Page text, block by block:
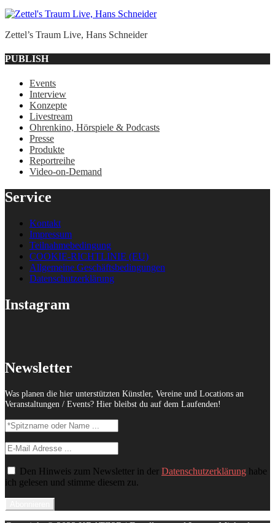
Zettel’s Traum Live, Hans Schneider
PUBLISH
Events
Interview
Konzepte
Livestream
Ohrenkino, Hörspiele & Podcasts
Presse
Produkte
Reportreihe
Video-on-Demand
Service
Kontakt
Impressum
Teilnahmebedingung
COOKIE-RICHTLINIE (EU)
Allgemeine Geschäftsbedingungen
Datenschutzerklärung
Instagram
Newsletter
Was planen die hier unterstützten Künstler, Vereine und Locations an
Veranstaltungen / Events? Hier bleibst du auf dem Laufenden!
Den Hinweis zum Newsletter in der Datenschutzerklärung habe
ich gelesen und stimme diesem zu.